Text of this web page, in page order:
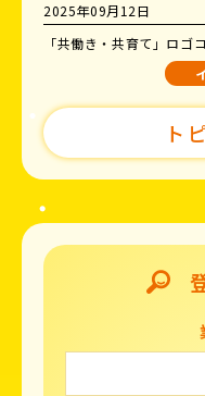
2025年09月12日
「共働き・共育て」ロゴ
ト